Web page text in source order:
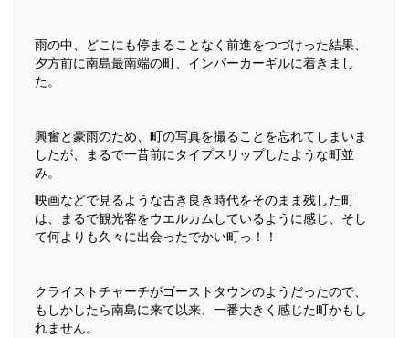
雨の中、どこにも停まることなく前進をつづけった結果、
夕方前に南島最南端の町、インバーカーギルに着きまし
た。
興奮と豪雨のため、町の写真を撮ることを忘れてしまいま
したが、まるで一昔前にタイプスリップしたような町並
み。
映画などで見るような古き良き時代をそのまま残した町
は、まるで観光客をウエルカムしているように感じ、そし
て何よりも久々に出会ったでかい町っ！！
クライストチャーチがゴーストタウンのようだったので、
もしかしたら南島に来て以来、一番大きく感じた町かもし
れません。